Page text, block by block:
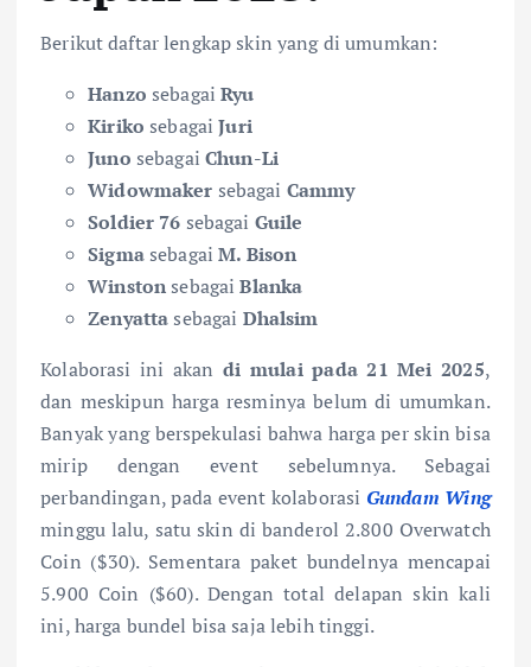
Berikut daftar lengkap skin yang di umumkan:
Hanzo sebagaiRyu
Kiriko sebagaiJuri
Juno sebagai Chun-Li
Widowmaker sebagai Cammy
Soldier 76 sebagai Guile
SigmasebagaiM. Bison
WinstonsebagaiBlanka
Zenyattasebagai Dhalsim
Kolaborasi ini akandi mulai pada 21 Mei 2025,
dan meskipun harga resminya belum di umumkan.
Banyak yang berspekulasi bahwa harga per skin bisa
mirip dengan event sebelumnya. Sebagai
perbandingan, pada event kolaborasi Gundam Wing
minggu lalu, satu skin di banderol 2.800 Overwatch
Coin ($30). Sementara paket bundelnya mencapai
5.900 Coin ($60). Dengan total delapan skin kali
ini, harga bundel bisa saja lebih tinggi.